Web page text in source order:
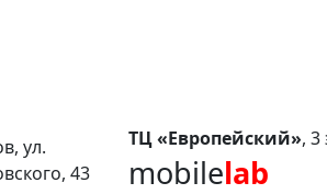
ул.
43
ТЦ «Европейский», 3
mobilelab